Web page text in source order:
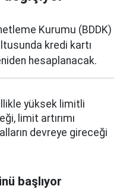
Kurumu (BDDK)
kredi kartı
hesaplanacak.
yüksek limitli
limit artırımı
devreye gireceği
başlıyor